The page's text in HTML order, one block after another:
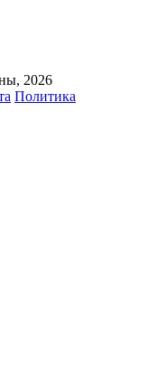
2026
Политика